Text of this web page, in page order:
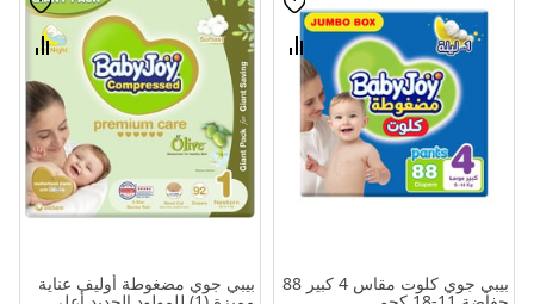
قائمة
الامنيات
قارن
المنتجات
بيبي جوي كلوت مقاس 4 كبير 88
قائمة
قارن
بين
بيبي جوي مضغوطة أوليف عناية